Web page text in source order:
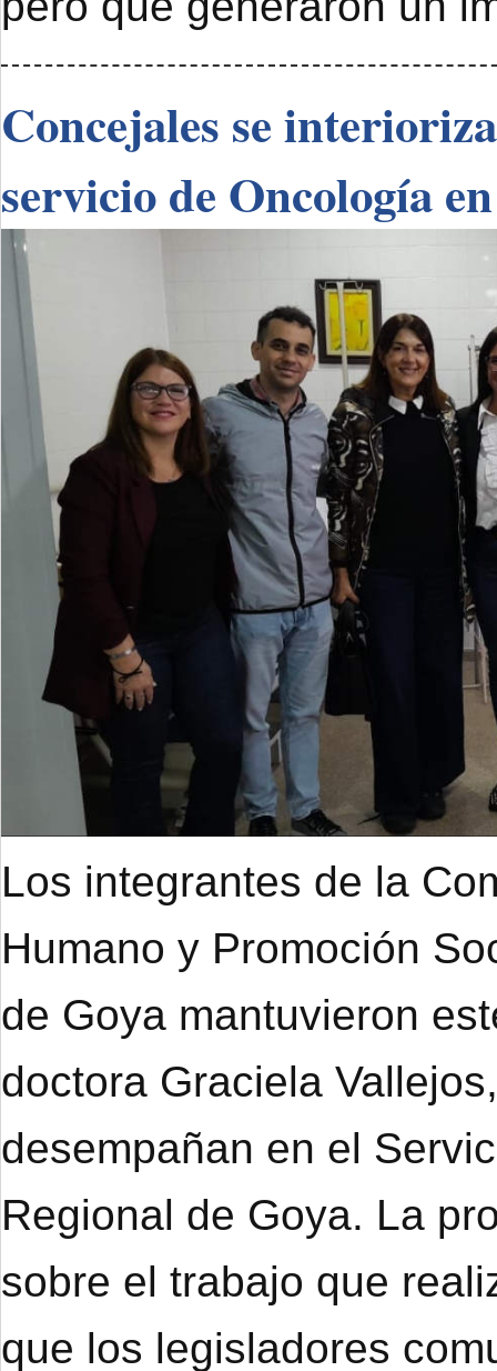
Concejales se
servicio de Oncología
Los integrantes de la
Humano y Promoción
de Goya mantuvieron
doctora Graciela
desempañan en el
Regional de Goya. La
sobre el trabajo que
que los legisladores